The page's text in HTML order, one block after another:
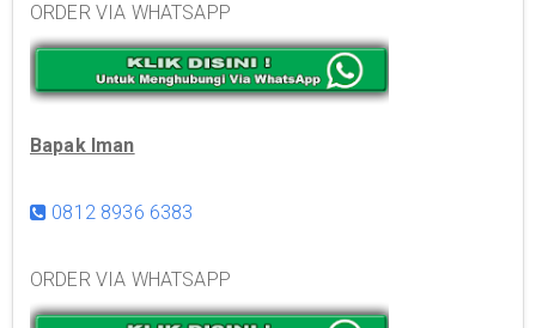
ORDER VIA WHATSAPP
Bapak Iman
0812 8936 6383
ORDER VIA WHATSAPP